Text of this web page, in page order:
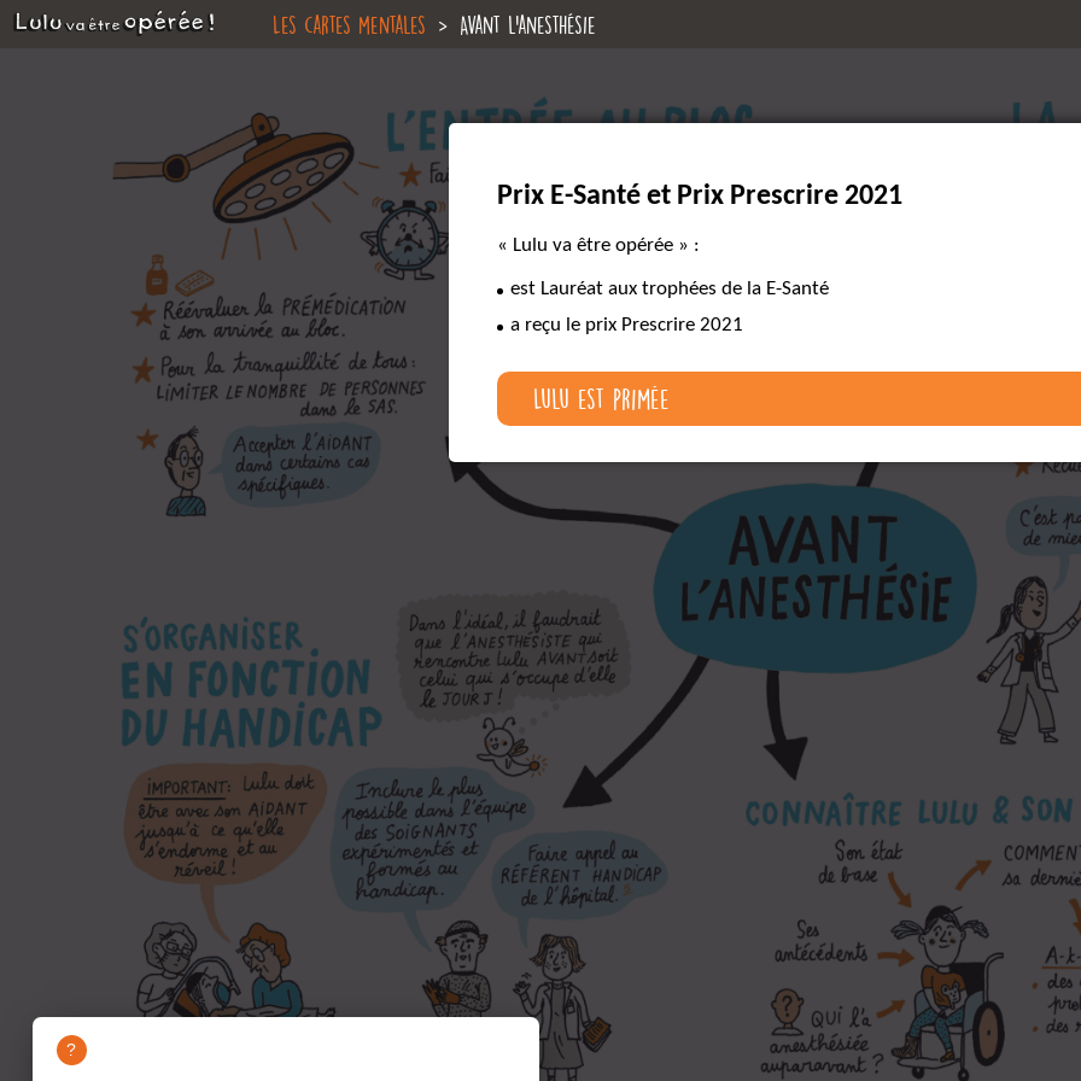
Les cartes mentales Avant l’anesthésie
Prix E-Santé et Prix Prescrire 2021
« Lulu va être opérée » :
est Lauréat aux trophées de la E-Santé
a reçu le prix Prescrire 2021
Lulu est primée